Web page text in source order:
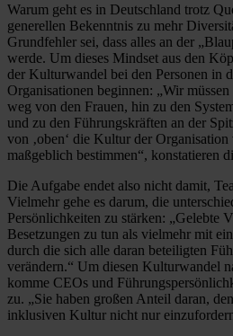
Warum geht es in Deutschland trotz
generellen Bekenntnis zu mehr
Grundfehler sei, dass alles an der
werde. Um dieses Mindset aus den
der Kulturwandel bei den Personen in
Organisationen beginnen: „Wir
weg von den Frauen, hin zu den
und zu den Führungskräften an der
von ‚oben‘ die Kultur der
maßgeblich bestimmen“, konstatieren
Die Aufgabe endet also nicht damit,
Vielmehr gehe es darum, die
Persönlichkeiten zu stärken: „Gelebte
Besetzungen zu tun als vielmehr mit
durch die sich alle daran beteiligten
verändern.“ Um diesen Kulturwandel
komme CEOs und
zu. „Sie haben großen Anteil daran,
inklusiven Kultur nicht nur